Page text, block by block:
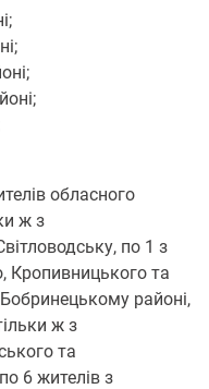
обласного
ж з
по 1 з
Кропивницького та
районі,
ж з
та
6 жителів з